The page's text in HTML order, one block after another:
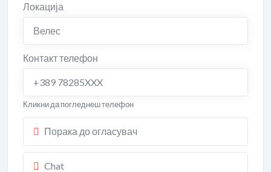
Локација
Велес
Контакт телефон
+389 78285XXX
Кликни да погледнеш телефон
Порака до огласувач
Chat